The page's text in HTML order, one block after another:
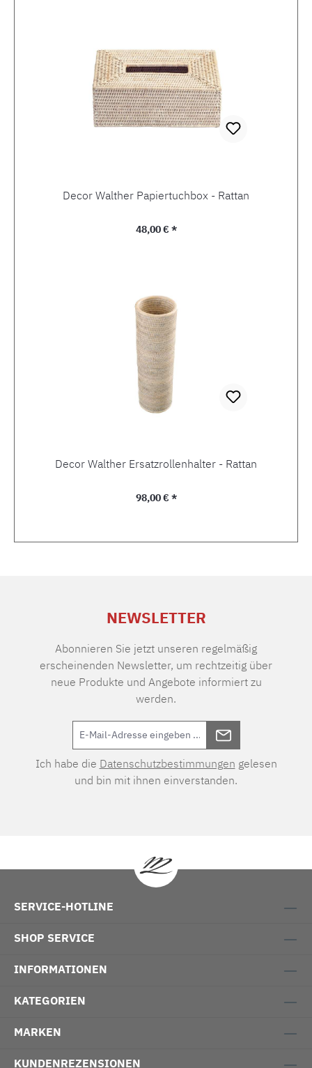
Decor Walther Papiertuchbox - Rattan
Regulärer Preis:
48,00 € *
Decor Walther Ersatzrollenhalter - Rattan
Regulärer Preis:
98,00 € *
NEWSLETTER
Abonnieren Sie jetzt unseren regelmäßig
erscheinenden Newsletter, um rechtzeitig über
neue Produkte und Angebote informiert zu
werden.
Ich habe die Datenschutzbestimmungen gelesen
und bin mit ihnen einverstanden.
SERVICE-HOTLINE
SHOP SERVICE
INFORMATIONEN
KATEGORIEN
MARKEN
KUNDENREZENSIONEN